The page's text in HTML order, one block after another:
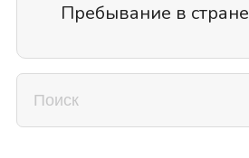
Пребывание в стране